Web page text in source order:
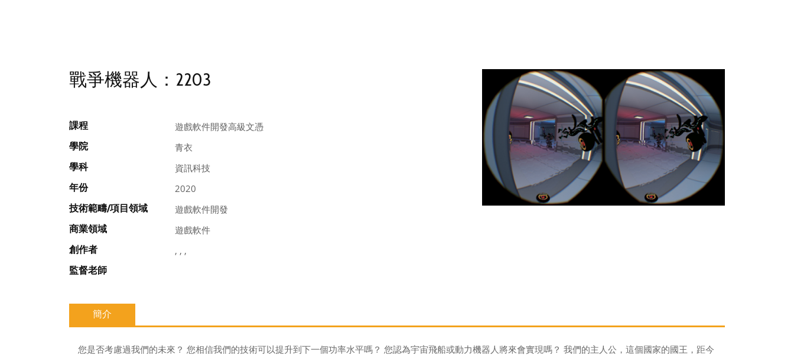
戰爭機器人：2203
課程 遊戲軟件開發高級文憑
學院 青衣
學科 資訊科技
年份 2020
技術範疇/項目領域 遊戲軟件開發
商業領域 遊戲軟件
創作者 , , ,
監督老師
簡介
您是否考慮過我們的未來？ 您相信我們的技術可以提升到下一個功率水平嗎？ 您認為宇宙飛船或動力機器人將來會實現嗎？ 我們的主人公，這個國家的國王，距今